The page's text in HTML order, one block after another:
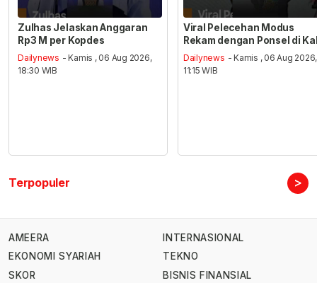
Zulhas Jelaskan Anggaran
Rp3 M per Kopdes
Dailynews - Kamis , 06 Aug 2026,
18:30 WIB
Viral Pelecehan Modus
Rekam dengan Ponsel di
Dailynews - Kamis , 06 Aug 2026,
11:15 WIB
Terpopuler >
AMEERA
EKONOMI SYARIAH
SKOR
INTERNASIONAL
TEKNO
BISNIS FINANSIAL